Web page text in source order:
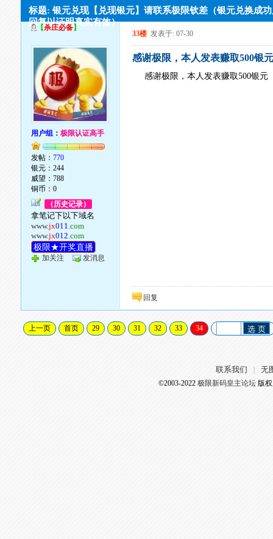
标题: 银元兑现【兑现银元】请联系极限钦差（银元兑换成
回复以证明真实有效）
【杀庄必备】
用户组：极限认证高手
发帖：770
银元：244
威望：788
铜币：0
（历史记录）
拿笔记下以下域名
www.jx011.com
www.jx012.com
极限★开奖直播
加关注 发消息
33楼 发表于: 07-30
感谢极限，本人发表赚取500银
感谢极限，本人发表赚取500银元
回复
上一页 首页 29 30 31 32 33 34 选 页
联系我们 无
©2003-2022 极限新码皇主论坛版权